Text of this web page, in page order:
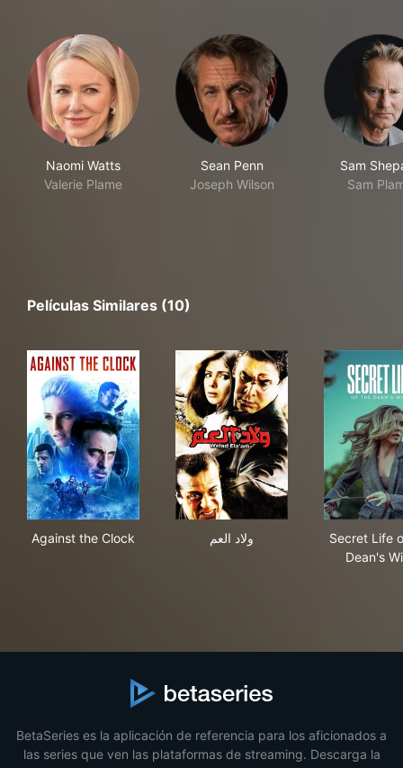
Naomi Watts
Valerie Plame
Sean Penn
Joseph Wilson
Sam
Sam
Películas Similares (10)
Against the Clock ولاد العم
Secret Life
Dean's
BetaSeries es la aplicación de referencia para los aficionados a
las series que ven las plataformas de streaming. Descarga la